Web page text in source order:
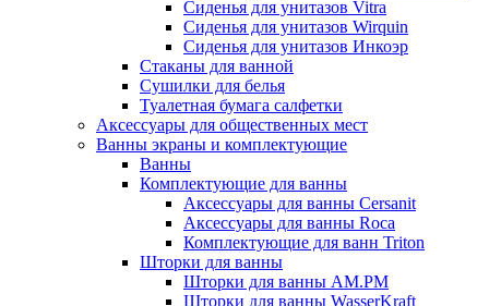
Сиденья для унитазов Vitra
Сиденья для унитазов Wirquin
Сиденья для унитазов Инкоэр
Стаканы для ванной
Сушилки для белья
Туалетная бумага салфетки
Аксессуары для общественных мест
Ванны экраны и комплектующие
Ванны
Комплектующие для ванны
Аксессуары для ванны Cersanit
Аксессуары для ванны Roca
Комплектующие для ванн Triton
Шторки для ванны
Шторки для ванны AM.PM
Шторки для ванны WasserKraft